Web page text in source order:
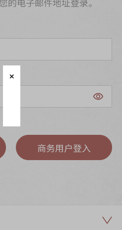
礼盒
品
目表
商务用户登入